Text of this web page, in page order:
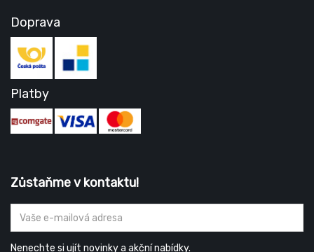
Doprava
Platby
Zůstaňme v kontaktu!
Nenechte si ujít novinky a akční nabídky.